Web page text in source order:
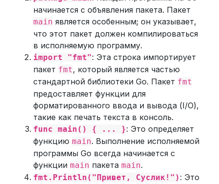
начинается с объявления пакета. Пакет
main является особенным; он указывает,
что этот пакет должен компилироваться
в исполняемую программу.
import "fmt": Эта строка импортирует
пакет fmt, который является частью
стандартной библиотеки Go. Пакет fmt
предоставляет функции для
форматированного ввода и вывода (I/O),
такие как печать текста в консоль.
func main() { ... }: Это определяет
функцию main. Выполнение исполняемой
программы Go всегда начинается с
функции main пакета main.
fmt.Println("Привет, Суслик!") : Это